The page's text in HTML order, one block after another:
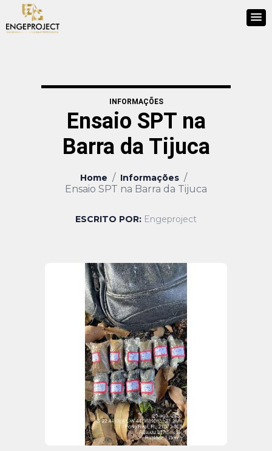
INFORMAÇÕES
Ensaio SPT na
Barra da Tijuca
Home / Informações /
Ensaio SPT na Barra da Tijuca
ESCRITO POR: Engeproject